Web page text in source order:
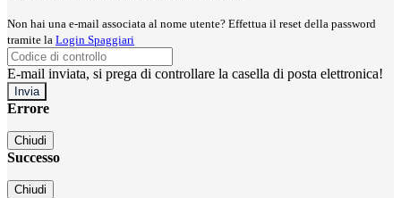
Non hai una e-mail associata al nome utente? Effettua il reset della password
tramite la Login Spaggiari
E-mail inviata, si prega di controllare la casella di posta elettronica!
Errore
Chiudi
Successo
Chiudi